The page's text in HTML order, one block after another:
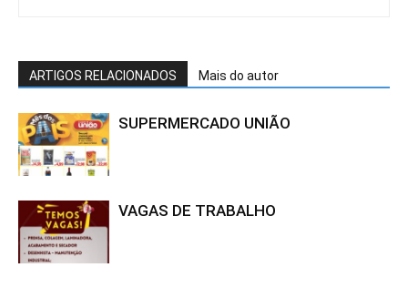
ARTIGOS RELACIONADOS Mais do autor
SUPERMERCADO UNIÃO
VAGAS DE TRABALHO